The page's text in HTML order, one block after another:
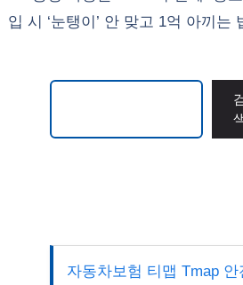
입 시 ‘눈탱이’ 안 맞고 1억 아끼는
자동차보험 티맵 Tmap 안